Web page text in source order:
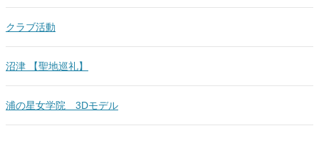
クラブ活動
沼津 【聖地巡礼】
浦の星女学院 3Dモデル